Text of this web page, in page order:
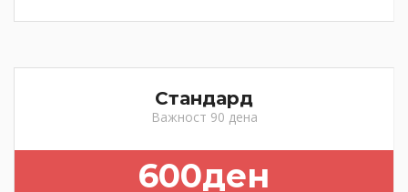
Стандард
Важност 90 дена
600ден